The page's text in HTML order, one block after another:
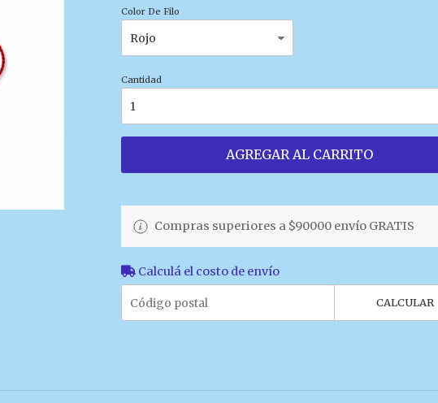
Color De Filo
Cantidad
AGREGAR AL CARRITO
Compras superiores a $90000 envío GRATIS
Calculá el costo de envío
CALCULAR